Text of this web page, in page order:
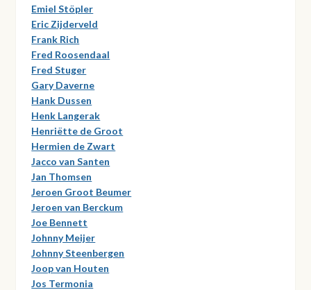
Emiel Stöpler
Eric Zijderveld
Frank Rich
Fred Roosendaal
Fred Stuger
Gary Daverne
Hank Dussen
Henk Langerak
Henriëtte de Groot
Hermien de Zwart
Jacco van Santen
Jan Thomsen
Jeroen Groot Beumer
Jeroen van Berckum
Joe Bennett
Johnny Meijer
Johnny Steenbergen
Joop van Houten
Jos Termonia